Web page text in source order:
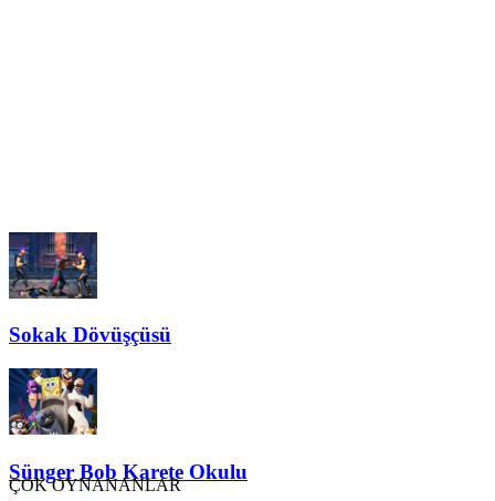
Sokak Dövüşçüsü
Sünger Bob Karete Okulu
ÇOK OYNANANLAR